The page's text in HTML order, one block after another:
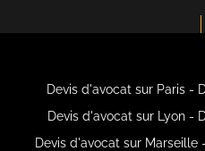
Devis d'avocat sur Paris -
Devis d'avocat sur Lyon -
Devis d'avocat sur